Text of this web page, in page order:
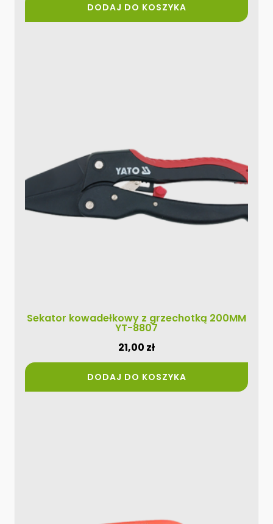
DODAJ DO KOSZYKA
Sekator kowadełkowy z grzechotką 200MM
YT-8807
21,00 zł
DODAJ DO KOSZYKA